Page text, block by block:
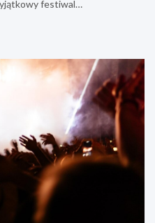
festiwal…